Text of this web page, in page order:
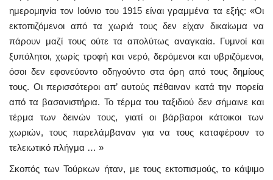
ημερομηνία τον Ιούνιο του 1915 είναι γραμμένα τα εξής: «Οι
εκτοπιζόμενοι από τα χωριά τους δεν είχαν δικαίωμα να
πάρουν μαζί τους ούτε τα απολύτως αναγκαία. Γυμνοί και
ξυπόλητοι, χωρίς τροφή και νερό, δερόμενοι και υβριζόμενοι,
όσοι δεν εφονεύοντο οδηγούντο στα όρη από τους δημίους
τους. Οι περισσότεροι απ’ αυτούς πέθαιναν κατά την πορεία
από τα βασανιστήρια. Το τέρμα του ταξιδιού δεν σήμαινε και
τέρμα των δεινών τους, γιατί οι βάρβαροι κάτοικοι των
χωριών, τους παρελάμβαναν για να τους καταφέρουν το
τελειωτικό πλήγμα … »
Σκοπός των Τούρκων ήταν, με τους εκτοπισμούς, το κάψιμο